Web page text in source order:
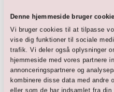
Denne hjemmeside bruger
Vi bruger cookies til at tilpasse
vise dig funktioner til sociale
trafik. Vi deler også oplysninger
hjemmeside med vores partnere
annonceringspartnere og
kombinere disse data med andre
eller som de har indsamlet fra din
Brudepigekjole med glimmer
(creme)
1.299,00 DKK